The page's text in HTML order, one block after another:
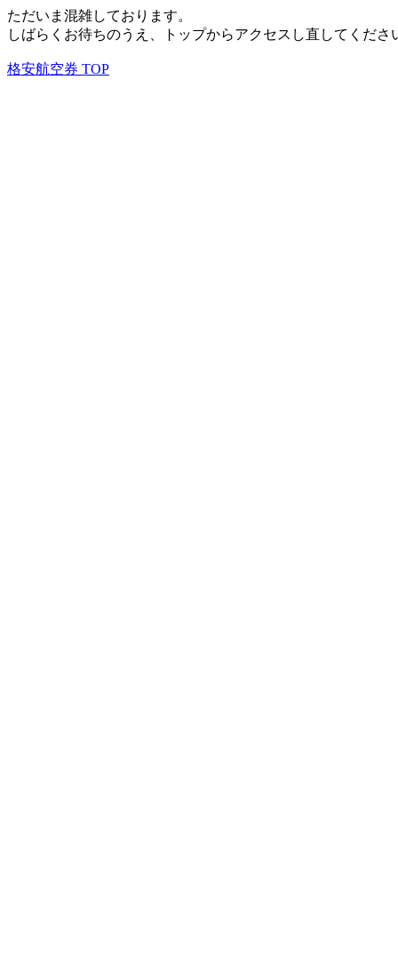
ただいま混雑しております。
しばらくお待ちのうえ、トップからアクセスし直してくださ
格安航空券 TOP